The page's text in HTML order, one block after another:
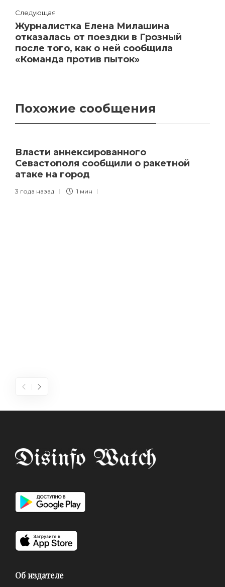
Следующая
Журналистка Елена Милашина
отказалась от поездки в Грозный
после того, как о ней сообщила
«Команда против пыток»
Похожие сообщения
Власти аннексированного
Севастополя сообщили о ракетной
атаке на город
3 года назад 1 мин
Об издателе